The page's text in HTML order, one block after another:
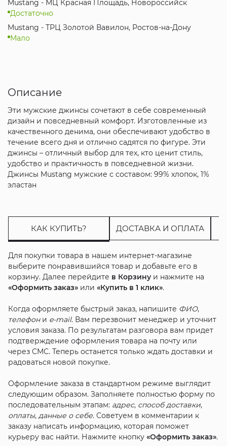
Mustang - МЦ Красная Площадь, Новороссийск
Достаточно
Mustang - ТРЦ Золотой Вавилон, Ростов-на-Дону
Мало
Описание
Эти мужские джинсы сочетают в себе современный
дизайн и повседневный комфорт. Изготовленные из
качественного денима, они обеспечивают удобство в
течение всего дня и отлично садятся по фигуре. Эти
джинсы – отличный выбор для тех, кто ценит стиль,
удобство и практичность в повседневной жизни.
Джинсы Mustang мужские с составом: 99% хлопок, 1%
эластан
КАК КУПИТЬ? ДОСТАВКА И ОПЛАТА
Для покупки товара в нашем интернет-магазине
выберите понравившийся товар и добавьте его в
корзину. Далее перейдите в Корзинуи нажмите на
«Оформить заказ»или «Купить в 1 клик».
Когда оформляете быстрый заказ, напишите ФИО,
телефони e-mail. Вам перезвонит менеджер и уточнит
условия заказа. По результатам разговора вам придет
подтверждение оформления товара на почту или
через СМС. Теперь останется только ждать доставки и
радоваться новой покупке.
Оформление заказа в стандартном режиме выглядит
следующим образом. Заполняете полностью форму по
последовательным этапам: адрес, способ доставки,
оплаты, данные о себе. Советуем в комментарии к
заказу написать информацию, которая поможет
курьеру вас найти. Нажмите кнопку «Оформить заказ».